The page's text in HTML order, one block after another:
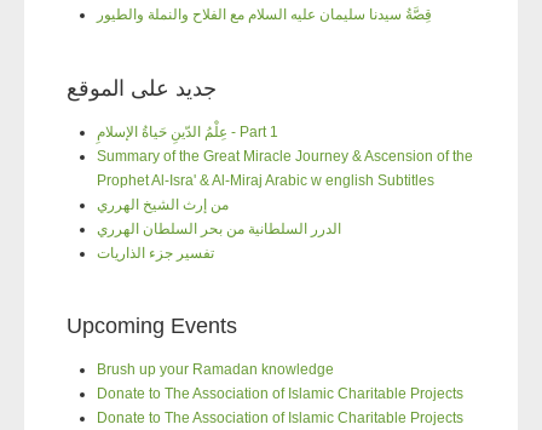
قِصَّةُ سيدنا سليمان عليه السلام مع الفلاح والنملة والطيور
جديد على الموقع
عِلْمُ الدّينِ حَياةُ الإسلامِ - Part 1
Summary of the Great Miracle Journey & Ascension of the
Prophet Al-Isra' & Al-Miraj Arabic w english Subtitles
من إرث الشيخ الهرري
الدرر السلطانية من بحر السلطان الهرري
تفسير جزء الذاريات
Upcoming Events
Brush up your Ramadan knowledge
Donate to The Association of Islamic Charitable Projects
Donate to The Association of Islamic Charitable Projects